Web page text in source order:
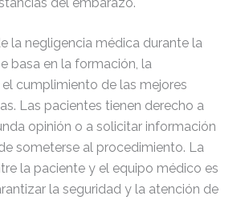
la negligencia médica durante la
basa en la formación, la
cumplimiento de las mejores
Las pacientes tienen derecho a
opinión o a solicitar información
someterse al procedimiento. La
la paciente y el equipo médico es
la seguridad y la atención de